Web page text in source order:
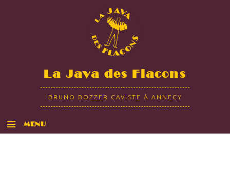
La Java des Flacons
BRUNO BOZZER CAVISTE À ANNECY
MENU